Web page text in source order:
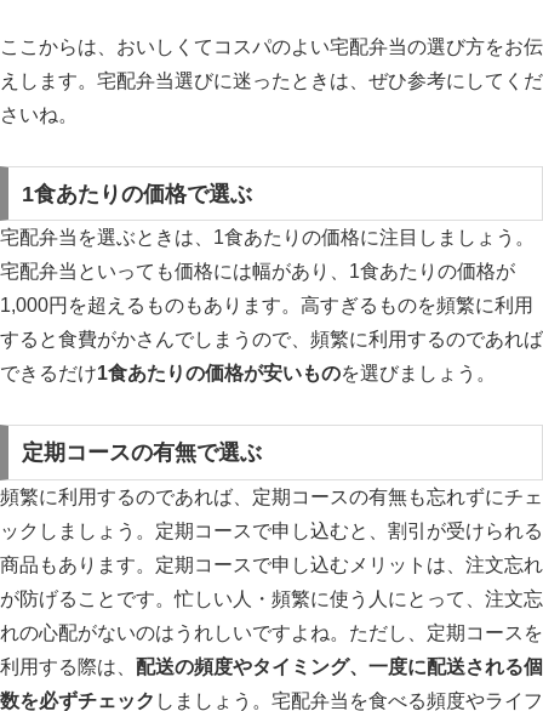
ここからは、おいしくてコスパのよい宅配弁当の選び方をお伝
えします。宅配弁当選びに迷ったときは、ぜひ参考にしてくだ
さいね。
1食あたりの価格で選ぶ
宅配弁当を選ぶときは、1食あたりの価格に注目しましょう。
宅配弁当といっても価格には幅があり、1食あたりの価格が
1,000円を超えるものもあります。高すぎるものを頻繁に利用
すると食費がかさんでしまうので、頻繁に利用するのであれば
できるだけ1食あたりの価格が安いものを選びましょう。
定期コースの有無で選ぶ
頻繁に利用するのであれば、定期コースの有無も忘れずにチェ
ックしましょう。定期コースで申し込むと、割引が受けられる
商品もあります。定期コースで申し込むメリットは、注文忘れ
が防げることです。忙しい人・頻繁に使う人にとって、注文忘
れの心配がないのはうれしいですよね。ただし、定期コースを
利用する際は、 配送の頻度やタイミング、一度に配送される個
数を必ずチェック しましょう。宅配弁当を食べる頻度やライフ